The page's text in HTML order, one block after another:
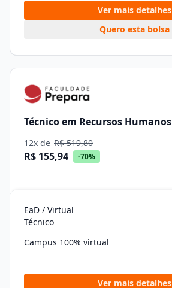
Ver mais detalhes
Quero esta bolsa
Técnico em Recursos Humanos
12x de R$ 519,80
R$ 155,94 -70%
EaD / Virtual
Técnico
Campus 100% virtual
Ver mais detalhes